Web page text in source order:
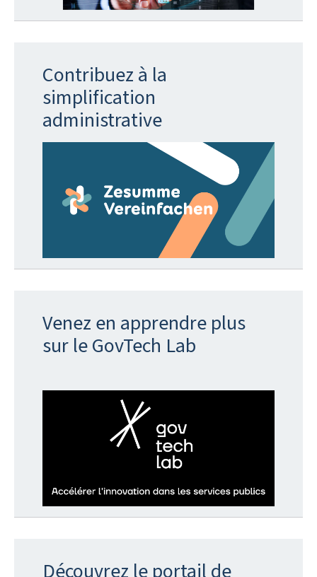
Contribuez à la
simplification
administrative
Venez en apprendre plus
sur le GovTech Lab
Découvrez le portail de